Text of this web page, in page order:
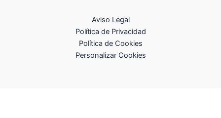
Aviso Legal
Política de Privacidad
Política de Cookies
Personalizar Cookies